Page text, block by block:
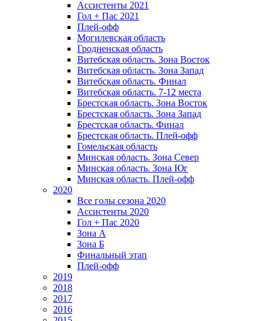
Ассистенты 2021
Гол + Пас 2021
Плей-офф
Могилевская область
Гродненская область
Витебская область. Зона Восток
Витебская область. Зона Запад
Витебская область. Финал
Витебская область. 7-12 места
Брестская область. Зона Восток
Брестская область. Зона Запад
Брестская область. Финал
Брестская область. Плей-офф
Гомельская область
Минская область. Зона Север
Минская область. Зона Юг
Минская область. Плей-офф
2020
Все голы сезона 2020
Ассистенты 2020
Гол + Пас 2020
Зона А
Зона Б
Финальный этап
Плей-офф
2019
2018
2017
2016